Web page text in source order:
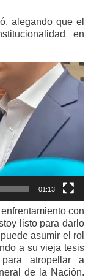
alegando que el
en
01:13
con
listo para darlo
asumir el rol
a su vieja tesis
atropellar a
de la Nación.